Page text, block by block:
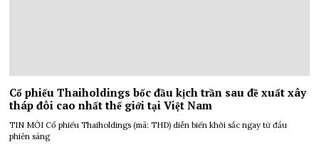
Cổ phiếu Thaiholdings bốc đầu kịch trần sau đề xuất xây
tháp đôi cao nhất thế giới tại Việt Nam
TIN MỚI Cổ phiếu Thaiholdings (mã: THD) diễn biến khởi sắc ngay từ đầu
phiên sáng